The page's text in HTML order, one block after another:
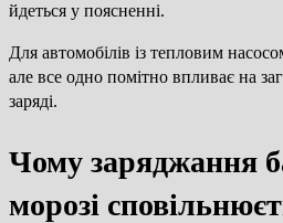
йдеться у поясненні.
Для автомобілів із тепловим
але все одно помітно впливає на
заряді.
Чому заряджання
морозі